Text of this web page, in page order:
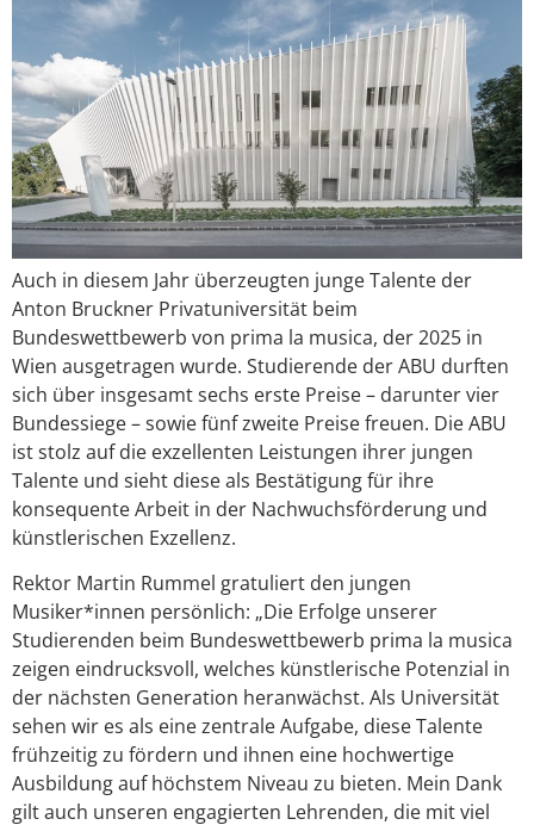
Auch in diesem Jahr überzeugten junge Talente der
Anton Bruckner Privatuniversität beim
Bundeswettbewerb von prima la musica, der 2025 in
Wien ausgetragen wurde. Studierende der ABU durften
sich über insgesamt sechs erste Preise – darunter vier
Bundessiege – sowie fünf zweite Preise freuen. Die ABU
ist stolz auf die exzellenten Leistungen ihrer jungen
Talente und sieht diese als Bestätigung für ihre
konsequente Arbeit in der Nachwuchsförderung und
künstlerischen Exzellenz.
Rektor Martin Rummel gratuliert den jungen
Musiker*innen persönlich: „Die Erfolge unserer
Studierenden beim Bundeswettbewerb prima la musica
zeigen eindrucksvoll, welches künstlerische Potenzial in
der nächsten Generation heranwächst. Als Universität
sehen wir es als eine zentrale Aufgabe, diese Talente
frühzeitig zu fördern und ihnen eine hochwertige
Ausbildung auf höchstem Niveau zu bieten. Mein Dank
gilt auch unseren engagierten Lehrenden, die mit viel